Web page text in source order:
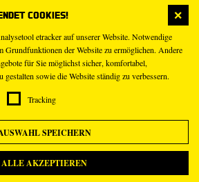
Cookies!
etracker auf unserer Website. Notwendige
Grundfunktionen der Website zu ermöglichen. Andere
für Sie möglichst sicher, komfortabel,
sowie die Website ständig zu verbessern.
Tracking
SPEICHERN
ALLE AKZEPTIEREN